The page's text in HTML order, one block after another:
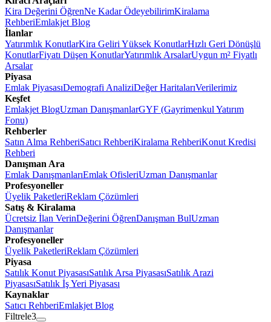
Kira Değerini ÖğrenNe Kadar ÖdeyebilirimKiralama
RehberiEmlakjet Blog
İlanlar
Yatırımlık KonutlarKira Geliri Yüksek KonutlarHızlı Geri Dönüşlü
KonutlarFiyatı Düşen KonutlarYatırımlık ArsalarUygun m² Fiyatlı
Arsalar
Piyasa
Emlak PiyasasıDemografi AnaliziDeğer HaritalarıVerilerimiz
Keşfet
Emlakjet BlogUzman DanışmanlarGYF (Gayrimenkul Yatırım
Fonu)
Rehberler
Satın Alma RehberiSatıcı RehberiKiralama RehberiKonut Kredisi
Rehberi
Danışman Ara
Emlak DanışmanlarıEmlak OfisleriUzman Danışmanlar
Profesyoneller
Üyelik PaketleriReklam Çözümleri
Satış & Kiralama
Ücretsiz İlan VerinDeğerini ÖğrenDanışman BulUzman
Danışmanlar
Profesyoneller
Üyelik PaketleriReklam Çözümleri
Piyasa
Satılık Konut PiyasasıSatılık Arsa PiyasasıSatılık Arazi
PiyasasıSatılık İş Yeri Piyasası
Kaynaklar
Satıcı RehberiEmlakjet Blog
Filtrele3